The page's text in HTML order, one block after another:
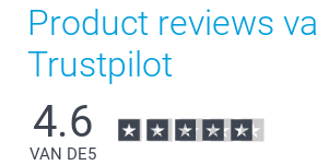
Product reviews
Trustpilot
4.6
VAN DE5